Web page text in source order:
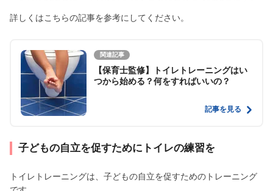
詳しくはこちらの記事を参考にしてください。
関連記事
【保育士監修】トイレトレーニングはい
つから始める？何をすればいいの？
記事を見る
子どもの自立を促すためにトイレの練習を
トイレトレーニングは、子どもの自立を促すためのトレーニング